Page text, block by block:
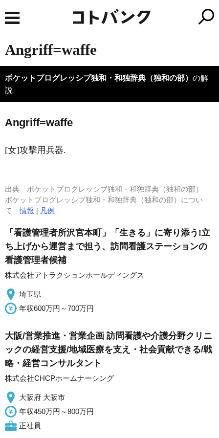
Angriff=waffe
ポケットプログレッシブ独和・和独辞典（独和の部） の解
説
Angriff=waffe
[女]攻撃用兵器.
出典 ポケットプログレッシブ独和・和独辞典（独和の部）
ポケットプログレッシブ独和・和独辞典（独和の部）につい
て情報 | 凡例
「看護管理者所沢宮本町」「生きる」に寄り添う!立
ち上げから運営まで担う、訪問看護ステーションの
看護管理者候補
株式会社アトラクションホールディングス
埼玉県
年収600万円～700万円
大阪/営業推進・営業企画 訪問看護や介護分野クリニ
ックの経営支援/地域医療を支え・社会貢献できる/戦
略・経営コンサルタント
株式会社CHCPホームナーシング
大阪府 大阪市
年収450万円～800万円
正社員